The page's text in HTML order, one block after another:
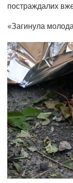
постраждалих
«Загинула молода